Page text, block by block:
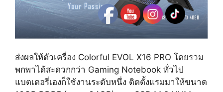
ส่งผลให้ตัวเครื่อง Colorful EVOL X16 PRO โดยรวม
พกพาได้สะดวกกว่า Gaming Notebook ทั่วไป
แบตเตอรี่เองก็ใช้งานระดับหนึ่ง ติดตั้งแรมมาให้ขนาด